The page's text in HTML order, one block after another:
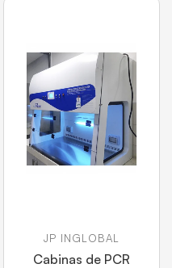
JP INGLOBAL
Cabinas de PCR